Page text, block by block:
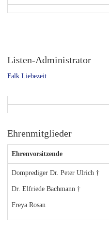
Listen-Administrator
Falk Liebezeit
Ehrenmitglieder
Ehrenvorsitzende
Domprediger Dr. Peter Ulrich †
Dr. Elfriede Bachmann †
Freya Rosan